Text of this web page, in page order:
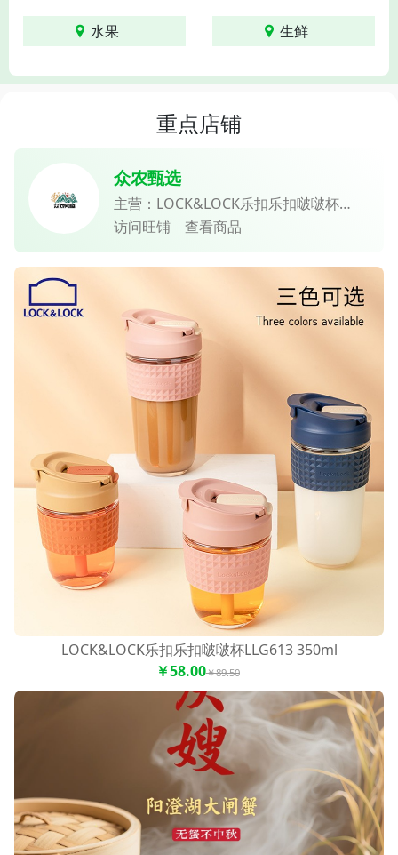
水果 生鲜
重点店铺
众农甄选
主营：LOCK&LOCK乐扣乐扣啵啵杯
LLG613 350ml 、【阿庆嫂】阳澄湖大闸
PH8.5 克东天然苏打水 （24瓶）、陕西
-120g 新鲜即食、【杭州自提或配送】九
华山 饮用天然矿泉水 招待用水
369ml*24/箱、红烧羊肉 熟食 杭南 临平
非物质文化遗产 湖羊熟羊肉礼盒装 、
【玩一丸】正宗潮汕猪肉丸+爆汁牛肉丸
（潮汕工艺牛肉丸子、猪肉丸子肉制品烧
烤麻辣烫火锅速食即食）、【玩一丸】正
宗潮汕劲道牛筋丸（潮汕工艺牛筋丸子肉
制品烧烤麻辣烫火锅速食即食）、【玩一
丸】正宗潮汕劲道猪肉丸（潮汕工艺猪肉
丸子肉制品烧烤麻辣烫火锅速食即食）、
【玩一丸】正宗潮汕劲道牛肉丸（潮汕工
艺牛肉丸子肉制品烧烤麻辣烫火锅速食即
访问旺铺 查看商品
LOCK&LOCK乐扣乐扣啵啵杯LLG613 350ml
￥58.00￥89.50